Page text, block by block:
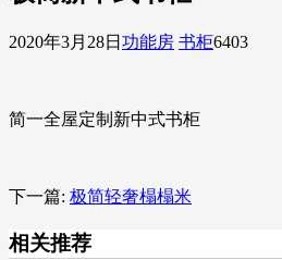
2020年3月28日 功能房 书柜6403
简一全屋定制新中式书柜
下一篇: 极简轻奢榻榻米
相关推荐